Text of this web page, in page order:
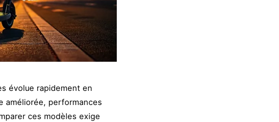
évolue rapidement en
améliorée, performances
ces modèles exige